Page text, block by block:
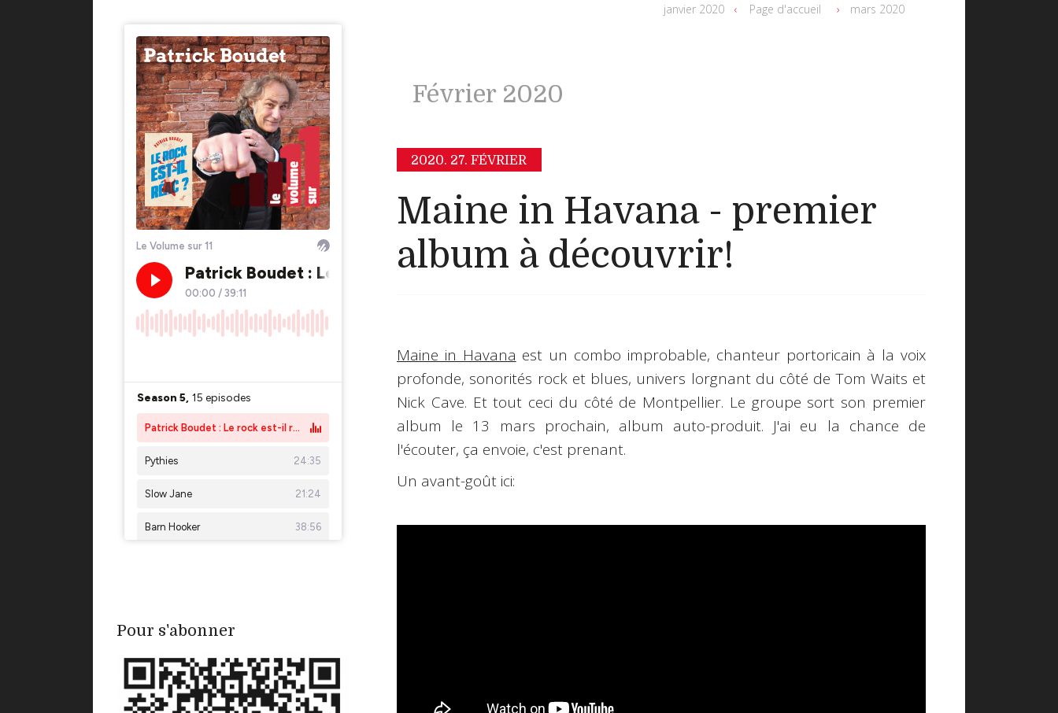
Pour s'abonner
janvier 2020 Page d'accueil mars 2020
Février 2020
2020. 27. FÉVRIER
Maine in Havana - premier
album à découvrir!
Maine in Havana est un combo improbable, chanteur portoricain à la voix
profonde, sonorités rock et blues, univers lorgnant du côté de Tom Waits et
Nick Cave. Et tout ceci du côté de Montpellier. Le groupe sort son premier
album le 13 mars prochain, album auto-produit. J'ai eu la chance de
l'écouter, ça envoie, c'est prenant.
Un avant-goût ici: